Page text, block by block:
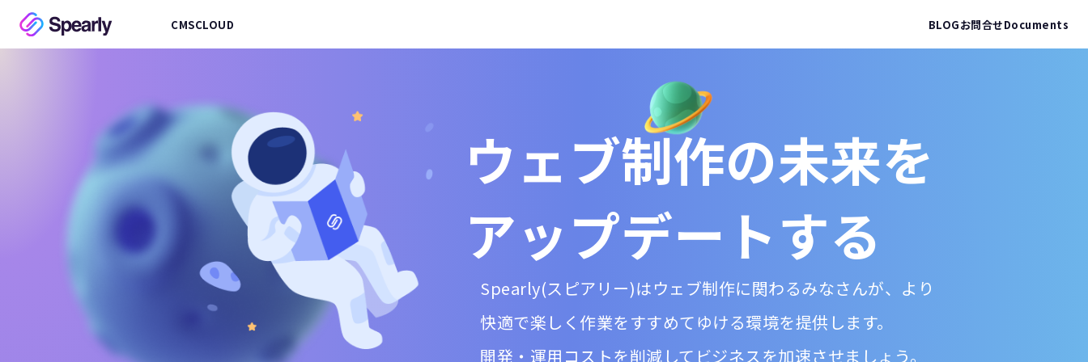
CMSCLOUD BLOGお問合せDocuments
ウェブ制作の未来を
アップデートする
Spearly(スピアリー)はウェブ制作に関わるみなさんが、より
快適で楽しく作業をすすめてゆける環境を提供します。
開発・運用コストを削減してビジネスを加速させましょう。